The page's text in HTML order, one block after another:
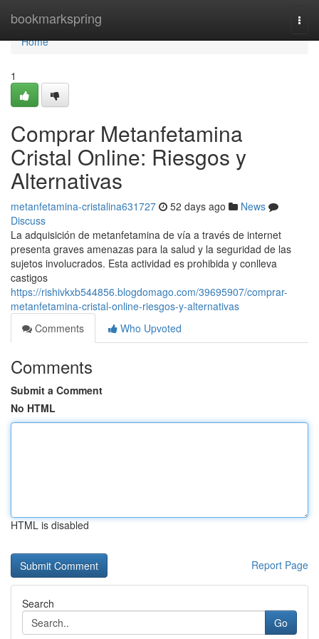
bookmarkspring
Home
Home
1
Comprar Metanfetamina
Cristal Online: Riesgos y
Alternativas
metanfetamina-cristalina631727 52 days ago
News
Discuss
La adquisición de metanfetamina de vía a través de internet
presenta graves amenazas para la salud y la seguridad de las
sujetos involucrados. Esta actividad es prohibida y conlleva
castigos
https://rishivkxb544856.blogdomago.com/39695907/comprar-
metanfetamina-cristal-online-riesgos-y-alternativas
Comments
Who Upvoted
Comments
Submit a Comment
No HTML
HTML is disabled
Report Page
Search
Go